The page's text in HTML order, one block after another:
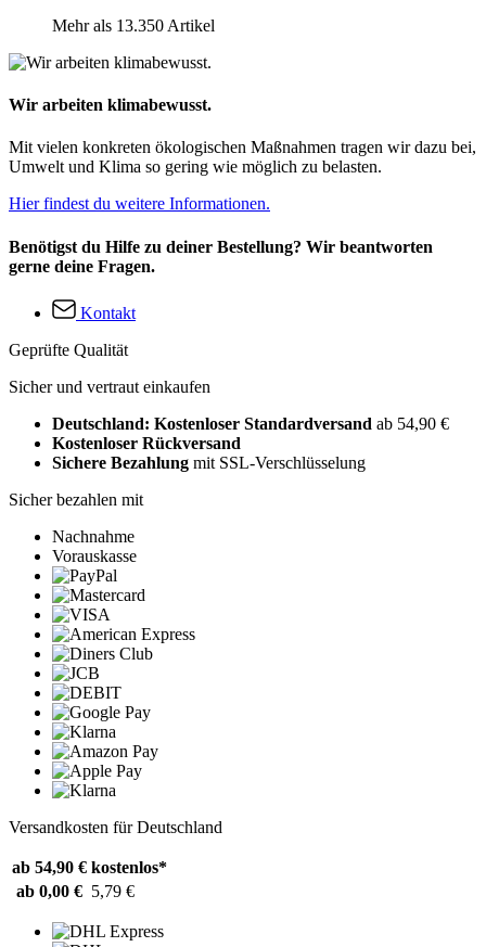
Mehr als 13.350 Artikel
Wir arbeiten klimabewusst.
Mit vielen konkreten ökologischen Maßnahmen tragen wir dazu bei,
Umwelt und Klima so gering wie möglich zu belasten.
Hier findest du weitere Informationen.
Benötigst du Hilfe zu deiner Bestellung? Wir beantworten
gerne deine Fragen.
Kontakt
Geprüfte Qualität
Sicher und vertraut einkaufen
Deutschland: Kostenloser Standardversand ab 54,90 €
Kostenloser Rückversand
Sichere Bezahlung mit SSL-Verschlüsselung
Sicher bezahlen mit
Nachnahme
Vorauskasse
Versandkosten für Deutschland
ab 54,90 € kostenlos*
ab 0,00 € 5,79 €